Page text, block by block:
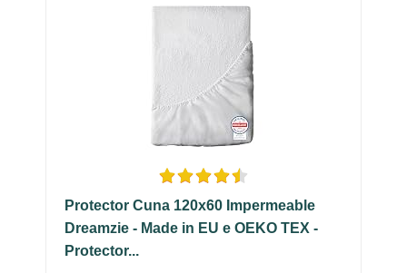
Protector Cuna 120x60 Impermeable
Dreamzie - Made in EU e OEKO TEX -
Protector...